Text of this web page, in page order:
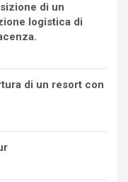
di un
logistica di
di un resort con